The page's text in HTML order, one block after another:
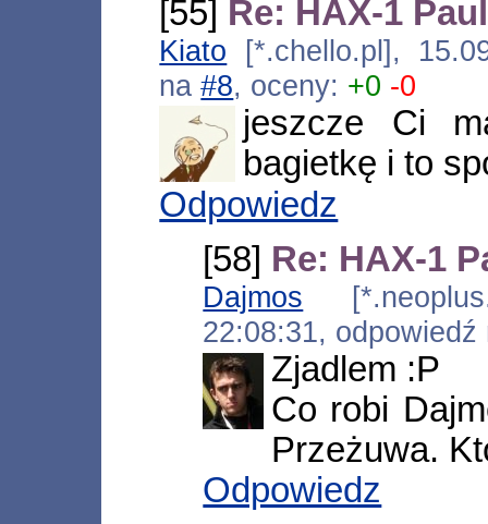
[55] Re: HAX-1
Kiato [*.chello.pl],
na#8, oceny: +0 -0
jeszcze Ci
bagietkę i to
Odpowiedz
[58] Re: HAX-1
Dajmos
22:08:31,
Zjadlem :P
Co robi
Przeżuwa.
Odpowiedz